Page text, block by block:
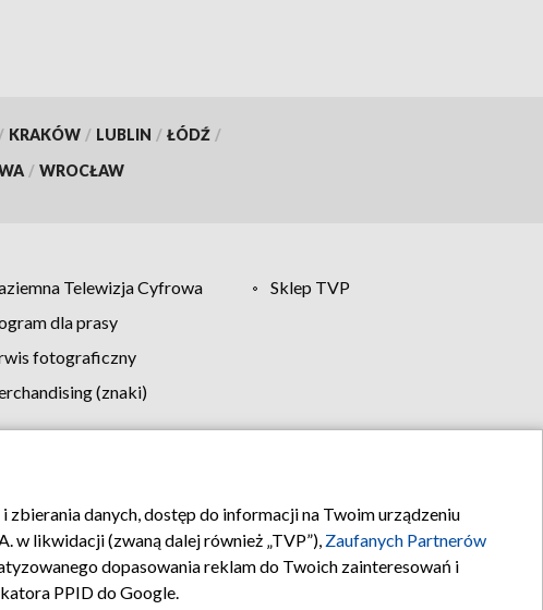
/ KRAKÓW / LUBLIN / ŁÓDŹ /
/ WROCŁAW
Telewizja Cyfrowa
Sklep TVP
dla prasy
fotograficzny
(znaki)
reklamy Kontakt
danych, dostęp do informacji na Twoim urządzeniu
w likwidacji (zwaną dalej również „TVP”), Zaufanych Partnerów
dopasowania reklam do Twoich zainteresowań i
PPID do Google.